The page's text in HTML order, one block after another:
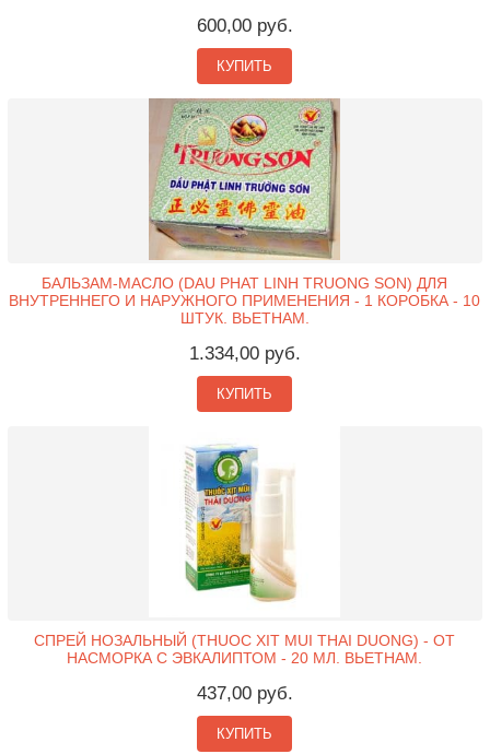
600,00 руб.
КУПИТЬ
БАЛЬЗАМ-МАСЛО (DAU PHAT LINH TRUONG SON) ДЛЯ
ВНУТРЕННЕГО И НАРУЖНОГО ПРИМЕНЕНИЯ - 1 КОРОБКА - 10
ШТУК. ВЬЕТНАМ.
1.334,00 руб.
КУПИТЬ
СПРЕЙ НОЗАЛЬНЫЙ (THUOC XIT MUI THAI DUONG) - ОТ
НАСМОРКА С ЭВКАЛИПТОМ - 20 МЛ. ВЬЕТНАМ.
437,00 руб.
КУПИТЬ